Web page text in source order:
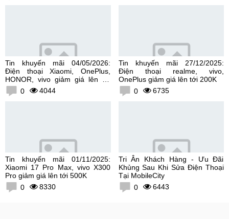
Tin khuyến mãi 04/05/2026:
Điện thoại Xiaomi, OnePlus,
HONOR, vivo giảm giá lên tới
300K0 4044
Tin khuyến mãi 27/12/2025:
Điện thoại realme, vivo,
OnePlus giảm giá lên tới 200K
0
6735
Tin khuyến mãi 01/11/2025:
Xiaomi 17 Pro Max, vivo X300
Pro giảm giá lên tới 500K
0
8330
Tri Ân Khách Hàng - Ưu Đãi
Khủng Sau Khi Sửa Điện Thoại
Tại MobileCity
0
6443